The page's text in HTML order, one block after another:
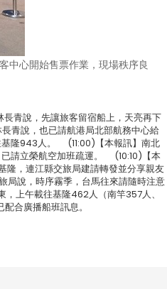
中心開始售票作業，現場秩序良
青說，先讓旅客留宿船上，天亮再下
青說，也已請航港局北部航務中心給
隆943人。 (11:00)【本報訊】南北
已請立榮航空加班疏運。 (10:10)【本
隆，連江縣交旅局建請轉發並分享親友
說，時序霧季，台馬往來請隨時注意
上午載往基隆462人（南竿357人、
合廣播船班訊息。